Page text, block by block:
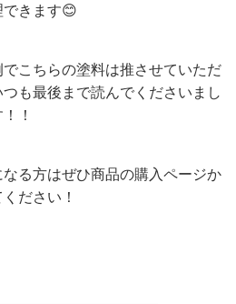
きます😊
こちらの塗料は推させていただ
も最後まで読んでくださいまし
！
る方はぜひ商品の購入ページか
ださい！